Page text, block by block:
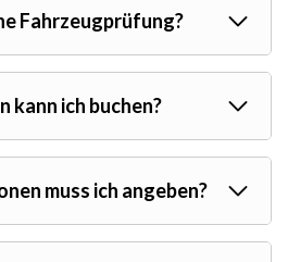
Fahrzeugprüfung?
kann ich buchen?
muss ich angeben?